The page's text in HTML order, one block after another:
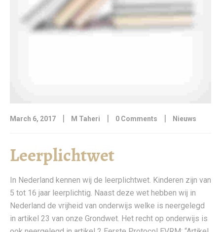
March 6, 2017 | M Taheri | 0 Comments | Nieuws
Leerplichtwet
In Nederland kennen wij de leerplichtwet. Kinderen zijn van
5 tot 16 jaar leerplichtig. Naast deze wet hebben wij in
Nederland de vrijheid van onderwijs welke is neergelegd
in artikel 23 van onze Grondwet. Het recht op onderwijs is